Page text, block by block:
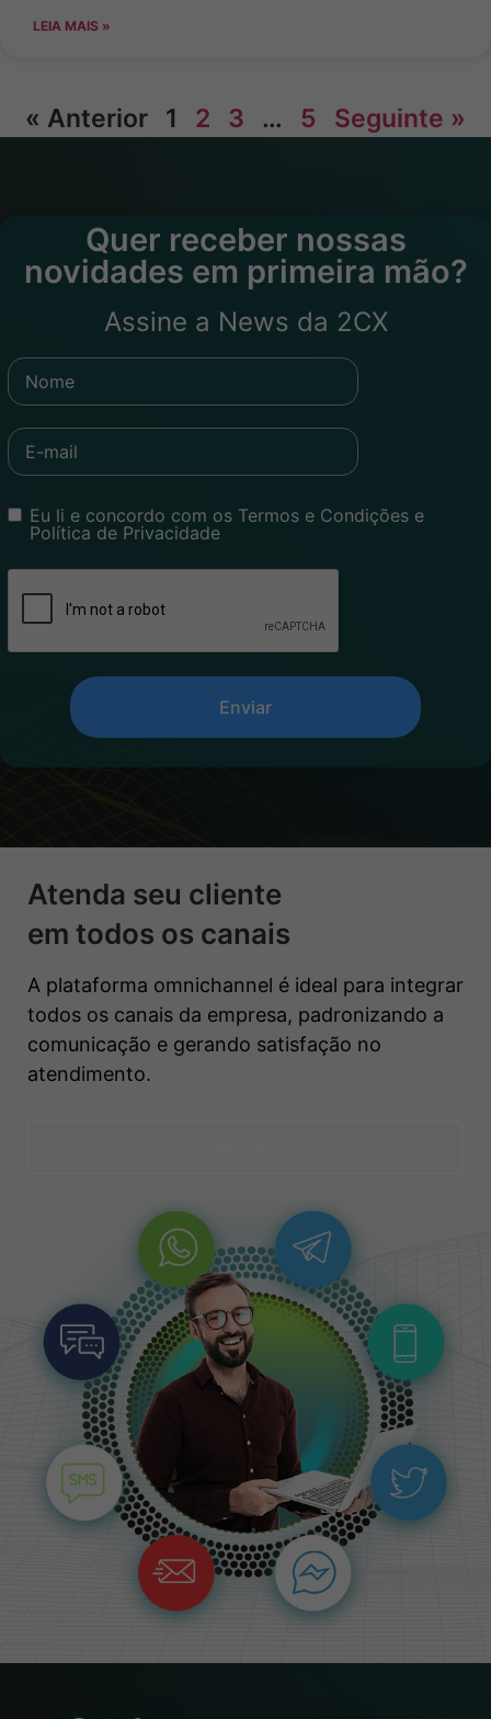
LEIA MAIS »
« Anterior 1 2 3 … 5 Seguinte »
Quer receber nossas
novidades em primeira mão?
Assine a News da 2CX
Eu li e concordo com os Termos e Condições e
Política de Privacidade
Enviar
Atenda seu cliente
em todos os canais
A plataforma omnichannel é ideal para integrar
todos os canais da empresa, padronizando a
comunicação e gerando satisfação no
atendimento.